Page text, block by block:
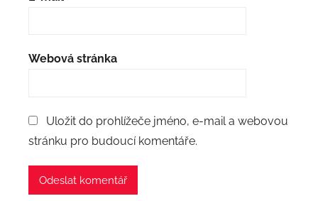
Webová stránka
Uložit do prohlížeče jméno, e-mail a webovou
stránku pro budoucí komentáře.